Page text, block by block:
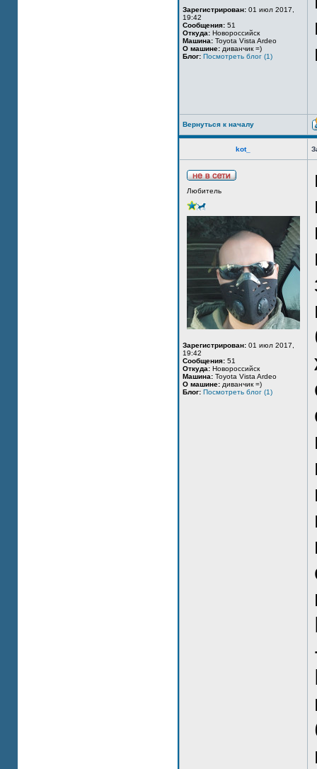
Зарегистрирован: 01 июл 2017,
19:42
Сообщения: 51
Откуда: Новороссийск
Машина: Toyota Vista Ardeo
О машине: диванчик =)
Блог: Посмотреть блог (1)
Вернуться к началу
kot_
Любитель
Зарегистрирован: 01 июл 2017,
19:42
Сообщения: 51
Откуда: Новороссийск
Машина: Toyota Vista Ardeo
О машине: диванчик =)
Блог: Посмотреть блог (1)